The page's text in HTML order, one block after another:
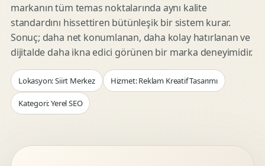
markanın tüm temas noktalarında aynı kalite
standardını hissettiren bütünleşik bir sistem kurar.
Sonuç; daha net konumlanan, daha kolay hatırlanan ve
dijitalde daha ikna edici görünen bir marka deneyimidir.
Lokasyon: Siirt Merkez Hizmet: Reklam Kreatif Tasarımı
Kategori: Yerel SEO